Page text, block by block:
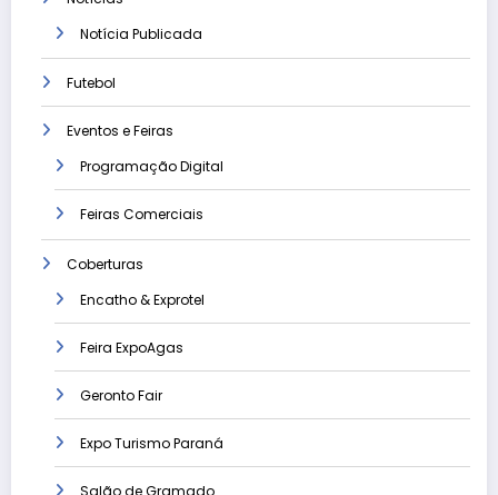
Notícia Publicada
Futebol
Eventos e Feiras
Programação Digital
Feiras Comerciais
Coberturas
Encatho & Exprotel
Feira ExpoAgas
Geronto Fair
Expo Turismo Paraná
Salão de Gramado